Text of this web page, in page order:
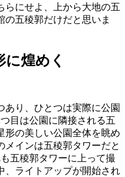
らにせよ、上から大地の五
五稜郭だけだと思いま
に煌めく
あり、ひとつは実際に公園
目は公園に隣接される五
形の美しい公園全体を眺め
メインは五稜郭タワーだと
五稜郭タワーに上って撮
、ライトアップが開始され